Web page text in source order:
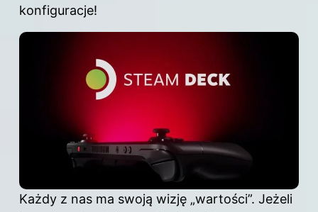
konfiguracje!
Każdy z nas ma swoją wizję „wartości”. Jeżeli